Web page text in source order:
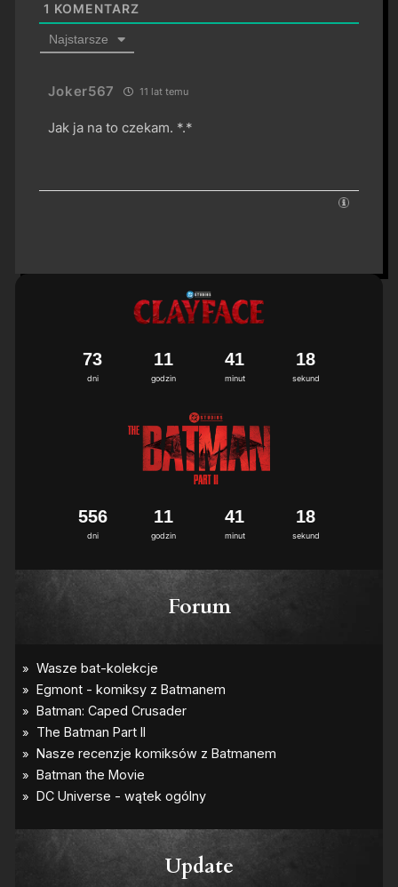
1 KOMENTARZ
Najstarsze
Joker567 11 lat temu
Jak ja na to czekam. *.*
dni
73
godzin
11
minut
41
sekund
17
8
dni
556
godzin
11
minut
41
sekund
17
8
Forum
Update